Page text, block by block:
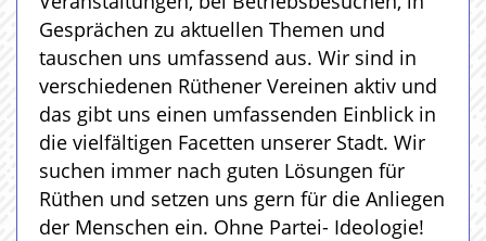
Gesprächen zu aktuellen Themen und
tauschen uns umfassend aus. Wir sind in
verschiedenen Rüthener Vereinen aktiv und
das gibt uns einen umfassenden Einblick in
die vielfältigen Facetten unserer Stadt. Wir
suchen immer nach guten Lösungen für
Rüthen und setzen uns gern für die Anliegen
der Menschen ein. Ohne Partei- Ideologie!